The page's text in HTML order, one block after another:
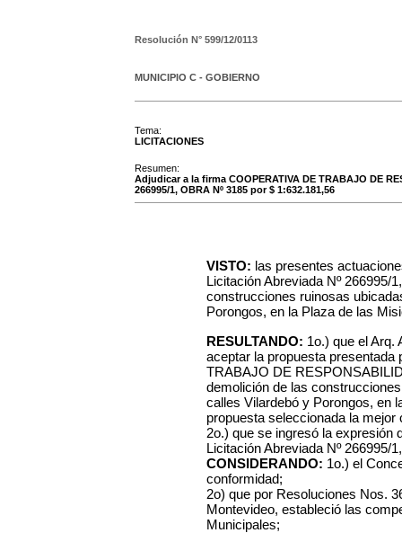
Resolución N° 599/12/0113
MUNICIPIO C - GOBIERNO
Tema:
LICITACIONES
Resumen:
Adjudicar a la firma COOPERATIVA DE TRABAJO DE
266995/1, OBRA Nº 3185 por $ 1:632.181,56
VISTO: las presentes
Licitación Abreviada Nº 266995/
construcciones ruinosas
Porongos, en la Plaza de las
RESULTANDO: 1o.) que el Arq.
aceptar la propuesta
TRABAJO DE
demolición de las
calles Vilardebó y Porongos, en
propuesta seleccionada la mejor
2o.) que se ingresó la expresión
Licitación Abreviada Nº 266995/
CONSIDERANDO: 1o.) el
conformidad;
2o) que por Resoluciones Nos.
Montevideo, estableció las
Municipales;